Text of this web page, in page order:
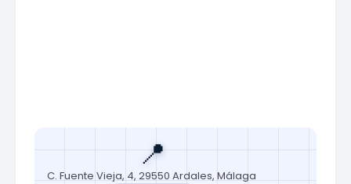
📍
C. Fuente Vieja, 4, 29550 Ardales, Málaga